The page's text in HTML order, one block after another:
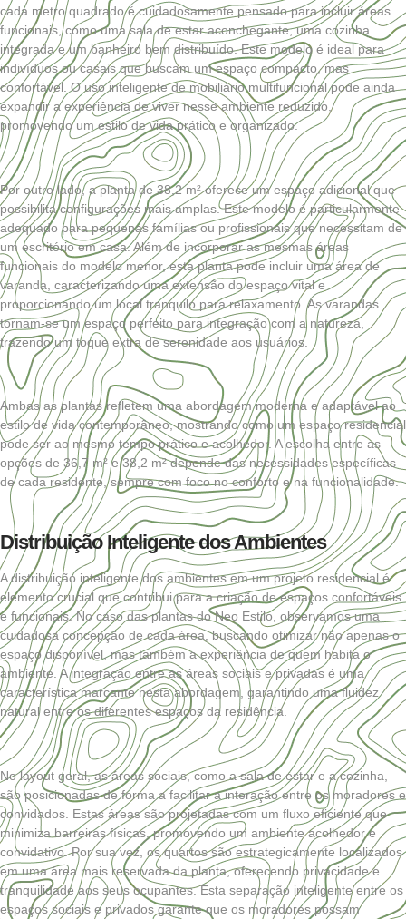
cada metro quadrado é cuidadosamente pensado para incluir áreas
funcionais, como uma sala de estar aconchegante, uma cozinha
integrada e um banheiro bem distribuído. Este modelo é ideal para
indivíduos ou casais que buscam um espaço compacto, mas
confortável. O uso inteligente de mobiliário multifuncional pode ainda
expandir a experiência de viver nesse ambiente reduzido,
promovendo um estilo de vida prático e organizado.
Por outro lado, a planta de 38,2 m² oferece um espaço adicional que
possibilita configurações mais amplas. Este modelo é particularmente
adequado para pequenas famílias ou profissionais que necessitam de
um escritório em casa. Além de incorporar as mesmas áreas
funcionais do modelo menor, esta planta pode incluir uma área de
varanda, caracterizando uma extensão do espaço vital e
proporcionando um local tranquilo para relaxamento. As varandas
tornam-se um espaço perfeito para integração com a natureza,
trazendo um toque extra de serenidade aos usuários.
Ambas as plantas refletem uma abordagem moderna e adaptável ao
estilo de vida contemporâneo, mostrando como um espaço residencial
pode ser ao mesmo tempo prático e acolhedor. A escolha entre as
opções de 36,7 m² e 38,2 m² depende das necessidades específicas
de cada residente, sempre com foco no conforto e na funcionalidade.
Distribuição Inteligente dos Ambientes
A distribuição inteligente dos ambientes em um projeto residencial é
elemento crucial que contribui para a criação de espaços confortáveis
e funcionais. No caso das plantas do Neo Estilo, observamos uma
cuidadosa concepção de cada área, buscando otimizar não apenas o
espaço disponível, mas também a experiência de quem habita o
ambiente. A integração entre as áreas sociais e privadas é uma
característica marcante nesta abordagem, garantindo uma fluidez
natural entre os diferentes espaços da residência.
No layout geral, as áreas sociais, como a sala de estar e a cozinha,
são posicionadas de forma a facilitar a interação entre os moradores e
convidados. Estas áreas são projetadas com um fluxo eficiente que
minimiza barreiras físicas, promovendo um ambiente acolhedor e
convidativo. Por sua vez, os quartos são estrategicamente localizados
em uma área mais reservada da planta, oferecendo privacidade e
tranquilidade aos seus ocupantes. Esta separação inteligente entre os
espaços sociais e privados garante que os moradores possam